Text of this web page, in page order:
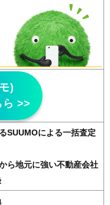
)
>>
SUUMOによる一括査定
ら地元に強い不動産会社